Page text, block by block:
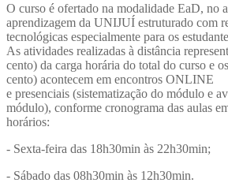
O curso é ofertado na modalidade EaD, no
aprendizagem da UNIJUÍ estruturado com
tecnológicas especialmente para os
As atividades realizadas à distância
cento) da carga horária do total do curso e
cento) acontecem em encontros ONLINE
e presenciais (sistematização do módulo e
módulo), conforme cronograma das aulas
horários:
- Sexta-feira das 18h30min às 22h30min;
- Sábado das 08h30min às 12h30min.